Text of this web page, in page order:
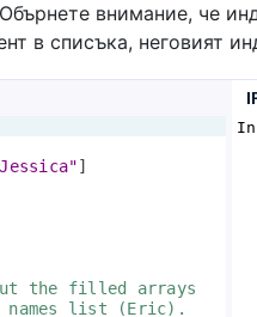
внимание, че
в списъка, неговият
]
the filled arrays
names list (Eric).